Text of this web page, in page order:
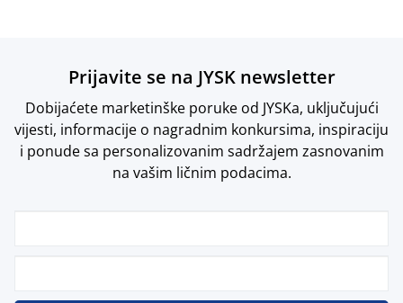
Prijavite se na JYSK newsletter
Dobijaćete marketinške poruke od JYSKa, uključujući
vijesti, informacije o nagradnim konkursima, inspiraciju
i ponude sa personalizovanim sadržajem zasnovanim
na vašim ličnim podacima.